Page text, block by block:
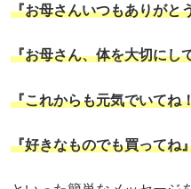
『お母さんいつもありがと
『お母さん、体を大切にし
『これからも元気でいてね
『好きなものでも買ってね